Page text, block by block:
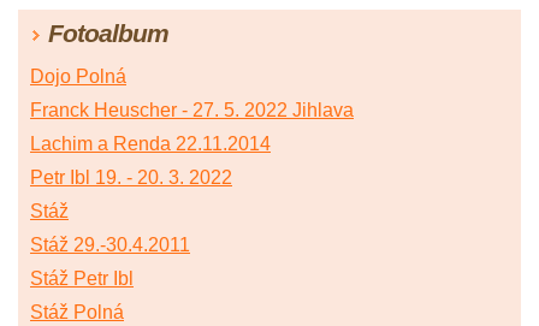
Fotoalbum
Dojo Polná
Franck Heuscher - 27. 5. 2022 Jihlava
Lachim a Renda 22.11.2014
Petr Ibl 19. - 20. 3. 2022
Stáž
Stáž 29.-30.4.2011
Stáž Petr Ibl
Stáž Polná